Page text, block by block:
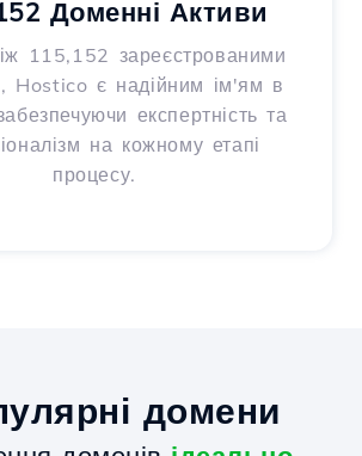
Доменні Активи
115,152 зареєстрованими
Hostico є надійним ім'ям в
експертність та
на кожному етапі
процесу.
домени